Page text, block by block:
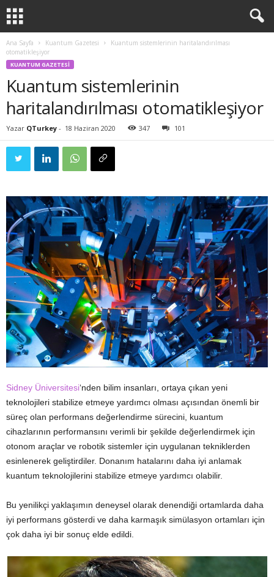
Ana Sayfa Kuantum Gazetesi
Kuantum sistemlerinin haritalandırılması
otomatikleşiyor
KUANTUM GAZETESI
Kuantum sistemlerinin
haritalandırılması otomatikleşiyor
Yazar QTurkey - 18 Haziran 2020 347 101
Sidney Üniversitesi‘nden bilim insanları, ortaya çıkan yeni
teknolojileri stabilize etmeye yardımcı olması açısından önemli bir
süreç olan performans değerlendirme sürecini, kuantum
cihazlarının performansını verimli bir şekilde değerlendirmek için
otonom araçlar ve robotik sistemler için uygulanan tekniklerden
esinlenerek geliştirdiler. Donanım hatalarını daha iyi anlamak
kuantum teknolojilerini stabilize etmeye yardımcı olabilir.
Bu yenilikçi yaklaşımın deneysel olarak denendiği ortamlarda daha
iyi performans gösterdi ve daha karmaşık simülasyon ortamları için
çok daha iyi bir sonuç elde edildi.